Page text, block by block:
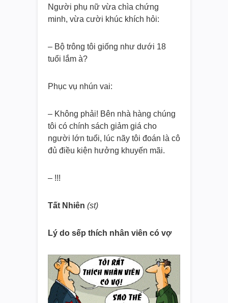
Người phụ nữ vừa chìa chứng
minh, vừa cười khúc khích hỏi:
– Bộ trông tôi giống như dưới 18
tuổi lắm à?
Phục vụ nhún vai:
– Không phải! Bên nhà hàng chúng
tôi có chính sách giảm giá cho
người lớn tuổi, lúc nãy tôi đoán là cô
đủ điều kiện hưởng khuyến mãi.
– !!!
Tất Nhiên (st)
Lý do sếp thích nhân viên có vợ